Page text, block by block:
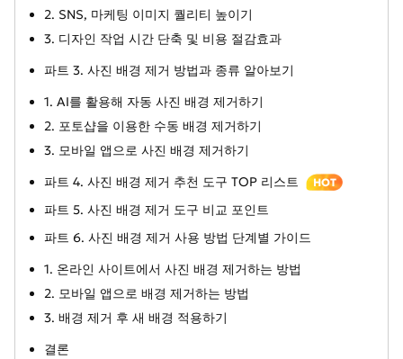
2. SNS, 마케팅 이미지 퀄리티 높이기
3. 디자인 작업 시간 단축 및 비용 절감효과
파트 3. 사진 배경 제거 방법과 종류 알아보기
1. AI를 활용해 자동 사진 배경 제거하기
2. 포토샵을 이용한 수동 배경 제거하기
3. 모바일 앱으로 사진 배경 제거하기
파트 4. 사진 배경 제거 추천 도구 TOP 리스트
HOT
파트 5. 사진 배경 제거 도구 비교 포인트
파트 6. 사진 배경 제거 사용 방법 단계별 가이드
1. 온라인 사이트에서 사진 배경 제거하는 방법
2. 모바일 앱으로 배경 제거하는 방법
3. 배경 제거 후 새 배경 적용하기
결론